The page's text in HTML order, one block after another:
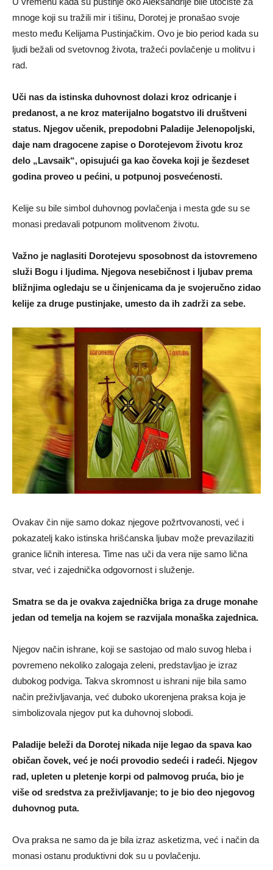
mnoge koji su tražili mir i tišinu, Dorotej je pronašao svoje
mesto među Kelijama Pustinjačkim. Ovo je bio period kada su
ljudi bežali od svetovnog života, tražeći povlačenje u molitvu i
rad.
Uči nas da istinska duhovnost dolazi kroz odricanje i
predanost, a ne kroz materijalno bogatstvo ili društveni
status. Njegov učenik, prepodobni Paladije Jelenopoljski,
daje nam dragocene zapise o Dorotejevom životu kroz
delo „Lavsaik“, opisujući ga kao čoveka koji je šezdeset
godina proveo u pećini, u potpunoj posvećenosti.
Kelije su bile simbol duhovnog povlačenja i mesta gde su se
monasi predavali potpunom molitvenom životu.
Važno je naglasiti Dorotejevu sposobnost da istovremeno
služi Bogu i ljudima. Njegova nesebičnost i ljubav prema
bližnjima ogledaju se u činjenicama da je svojeručno zidao
kelije za druge pustinjake, umesto da ih zadrži za sebe.
Ovakav čin nije samo dokaz njegove požrtvovanosti, već i
pokazatelj kako istinska hrišćanska ljubav može prevazilaziti
granice ličnih interesa. Time nas uči da vera nije samo lična
stvar, već i zajednička odgovornost i služenje.
Smatra se da je ovakva zajednička briga za druge monahe
jedan od temelja na kojem se razvijala monaška zajednica.
Njegov način ishrane, koji se sastojao od malo suvog hleba i
povremeno nekoliko zalogaja zeleni, predstavljao je izraz
dubokog podviga. Takva skromnost u ishrani nije bila samo
način preživljavanja, već duboko ukorenjena praksa koja je
simbolizovala njegov put ka duhovnoj slobodi.
Paladije beleži da Dorotej nikada nije legao da spava kao
običan čovek, već je noći provodio sedeći i radeći. Njegov
rad, upleten u pletenje korpi od palmovog pruća, bio je
više od sredstva za preživljavanje; to je bio deo njegovog
duhovnog puta.
Ova praksa ne samo da je bila izraz asketizma, već i način da
monasi ostanu produktivni dok su u povlačenju.